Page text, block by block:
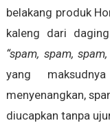
belakang produk
kaleng dari
“spam, spam,
yang
menyenangkan,
diucapkan tanpa